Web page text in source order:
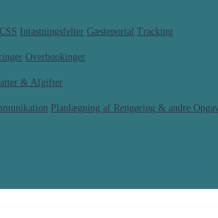
Intastningsfelter Gæsteportal Tracking
Overbookinger
& Afgifter
Planlægning af Rengøring & andre